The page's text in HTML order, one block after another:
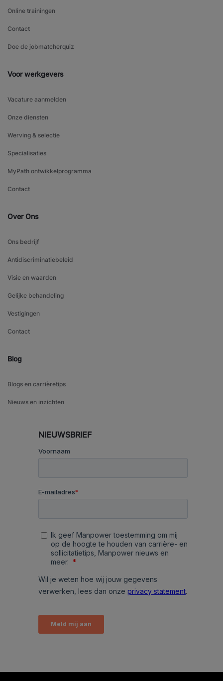
Online trainingen
Contact
Doe de jobmatcherquiz
Voor werkgevers
Vacature aanmelden
Onze diensten
Werving & selectie
Specialisaties
MyPath ontwikkelprogramma
Contact
Over Ons
Ons bedrijf
Antidiscriminatiebeleid
Visie en waarden
Gelijke behandeling
Vestigingen
Contact
Blog
Blogs en carrièretips
Nieuws en inzichten
NIEUWSBRIEF